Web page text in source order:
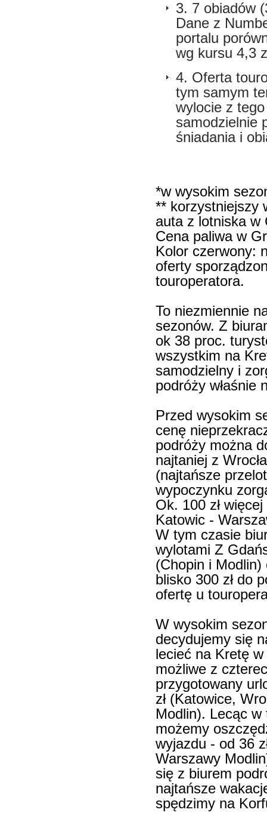
3. 7 obiadów
Dane z
portalu
wg kursu 4,3
4. Oferta
tym samym
wylocie z
samodzielnie
śniadania i
*w wysokim
** korzystniejszy
auta z lotniska w
Cena paliwa w
Kolor czerwony:
oferty
touroperatora.
To niezmiennie
sezonów. Z
ok 38 proc.
wszystkim na
samodzielny i
podróży właśnie
Przed wysokim
cenę
podróży można
najtaniej z
(najtańsze
wypoczynku
Ok. 100 zł
Katowic -
W tym czasie
wylotami Z
(Chopin i Modlin)
blisko 300 zł do
ofertę u
W wysokim
decydujemy się
lecieć na Kretę
możliwe z
przygotowany
zł (Katowice,
Modlin). Lecąc
możemy
wyjazdu - od 36
Warszawy
się z biurem
najtańsze
spędzimy na